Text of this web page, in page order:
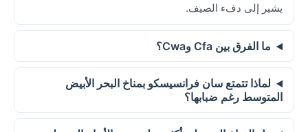
يشير إلى دفء الصيف.
ما الفرق بين Cfa وCwa؟
لماذا تتمتع سان فرانسيسكو بمناخ البحر الأبيض
المتوسط رغم ضبابها؟